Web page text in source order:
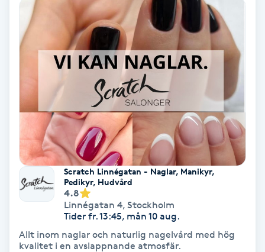
Hårbottenbehandling
Hårförlängning
Hälsprickor
Idrottsmassage
IPL
Scratch Linnégatan - Naglar, Manikyr,
Pedikyr, Hudvård
4.8
Linnégatan 4, Stockholm
Tider fr. 13:45, mån 10 aug.
Allt inom naglar och naturlig nagelvård med hög
kvalitet i en avslappnande atmosfär.